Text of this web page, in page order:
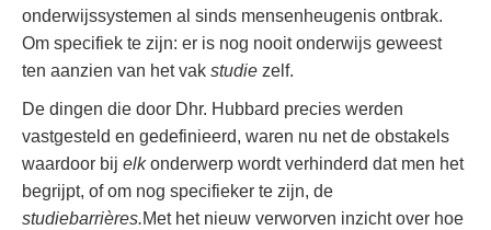
onderwijssystemen al sinds mensenheugenis ontbrak.
Om specifiek te zijn: er is nog nooit onderwijs geweest
ten aanzien van het vak studie zelf.
De dingen die door Dhr. Hubbard precies werden
vastgesteld en gedefinieerd, waren nu net de obstakels
waardoor bij elkonderwerp wordt verhinderd dat men het
begrijpt, of om nog specifieker te zijn, de
studiebarrières.Met het nieuw verworven inzicht over hoe